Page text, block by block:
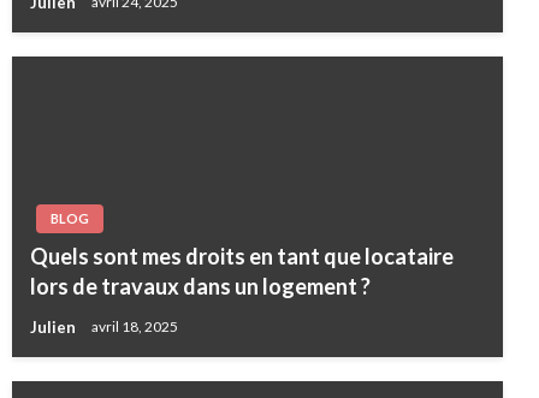
BLOG
Quels sont mes droits en tant que locataire
lors de travaux dans un logement ?
Julien avril 18, 2025